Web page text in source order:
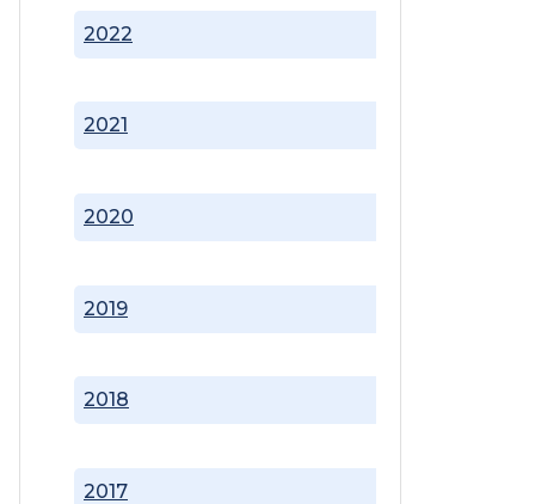
2017
2018
2019
2020
2021
2022